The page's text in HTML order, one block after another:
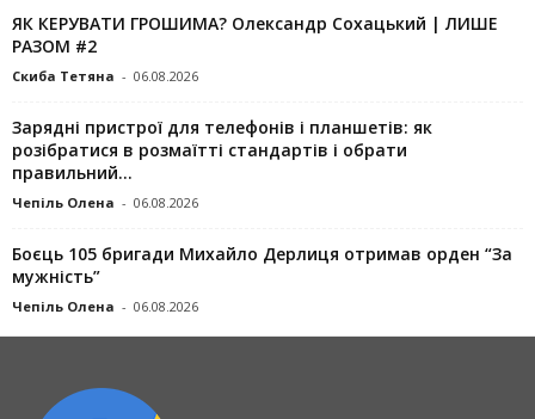
ЯК КЕРУВАТИ ГРОШИМА? Олександр Сохацький | ЛИШЕ
РАЗОМ #2
Скиба Тетяна - 06.08.2026
Зарядні пристрої для телефонів і планшетів: як
розібратися в розмаїтті стандартів і обрати
правильний...
Чепіль Олена - 06.08.2026
Боєць 105 бригади Михайло Дерлиця отримав орден “За
мужність”
Чепіль Олена - 06.08.2026